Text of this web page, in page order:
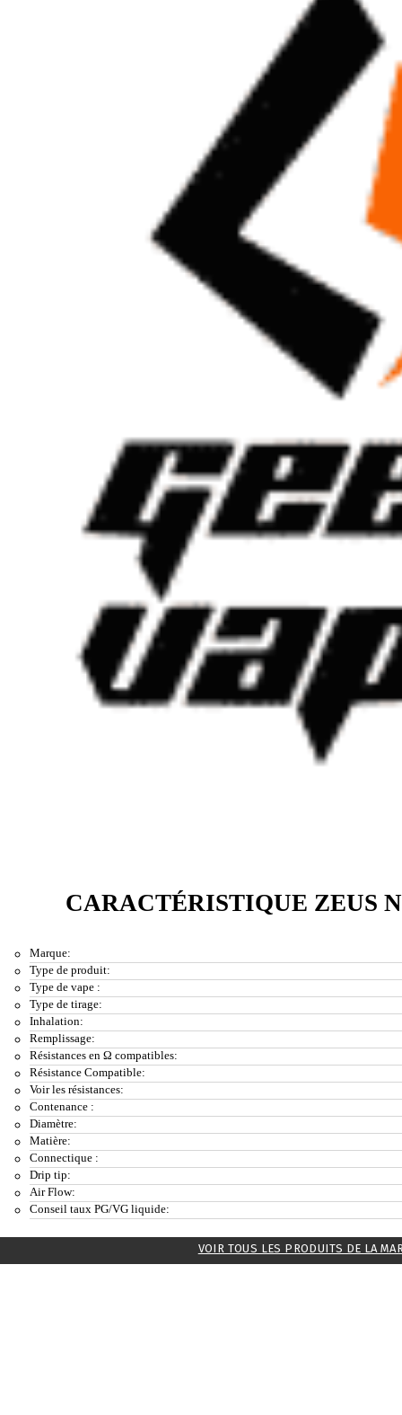
CARACTÉRISTIQUE ZEUS
Marque:
Type de produit:
Type de vape :
Type de tirage:
Inhalation:
Remplissage:
Résistances en Ω compatibles:
Résistance Compatible:
Voir les résistances:
Contenance :
Diamètre:
Matière:
Connectique :
Drip tip:
Air Flow:
Conseil taux PG/VG liquide:
VOIR TOUS LES PRODUITS DE LA